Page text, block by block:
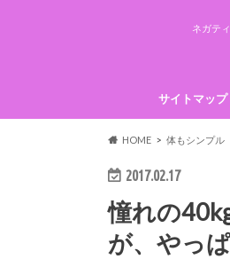
ネガテ
サイトマップ
HOME 体もシンプル
2017.02.17
憧れの
が、やっ